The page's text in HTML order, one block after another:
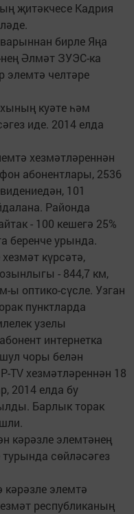
җитәкчесе Кадрия
бирле Яңа
Әлмәт ЗУЭС-ка
элемтә челтәре
куәте һәм
иде. 2014 елда
хезмәтләреннән
абонентлары, 2536
101
Районда
- 100 кешегә 25%
беренче урында.
күрсәтә,
- 844,7 км,
ы оптико-сүсле. Узган
пунктларда
узелы
интернетка
чоры белән
TV хезмәтләреннән 18
2014 елда бу
Барлык торак
кәрәзле элемтәнең
сөйләсәгез
кәрәзле элемтә
республиканың